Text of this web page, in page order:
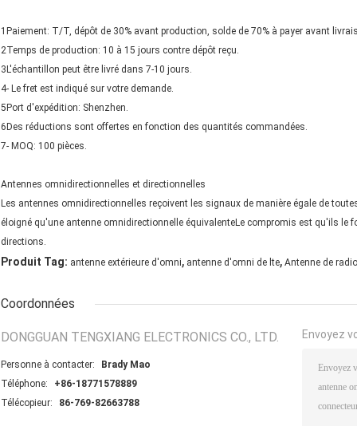
1Paiement: T/T, dépôt de 30% avant production, solde de 70% à payer avant
2Temps de production: 10 à 15 jours contre dépôt reçu.
3L'échantillon peut être livré dans 7-10 jours.
4- Le fret est indiqué sur votre demande.
5Port d'expédition: Shenzhen.
6Des réductions sont offertes en fonction des quantités commandées.
7- MOQ: 100 pièces.
Antennes omnidirectionnelles et directionnelles
Les antennes omnidirectionnelles reçoivent les signaux de manière égale de
éloigné qu'une antenne omnidirectionnelle équivalenteLe compromis est qu'ils
directions.
Produit Tag: antenne extérieure d'omni, antenne d'omni de lte, Antenne de
Coordonnées
DONGGUAN TENGXIANG ELECTRONICS CO., LTD.
Personne à contacter:
Brady Mao
Téléphone:
+86-18771578889
Télécopieur:
86-769-82663788
Envoyez